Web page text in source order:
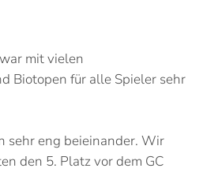
mit vielen
Biotopen für alle Spieler sehr
sehr eng beieinander. Wir
den 5. Platz vor dem GC